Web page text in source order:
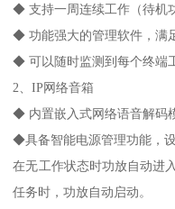
◆ 支持一周连续工作（待机
◆ 功能强大的管理软件，满
◆ 可以随时监测到每个终端
2、IP网络音箱
◆ 内置嵌入式网络语音解码
◆具备智能电源管理功能，
在无工作状态时功放自动进
任务时，功放自动启动。